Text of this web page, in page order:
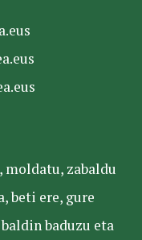
zabaldu
beti ere, gure
baduzu eta